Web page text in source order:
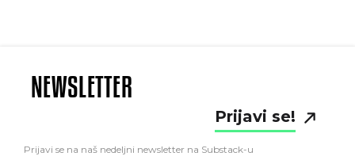
NEWSLETTER
Prijavi se!
Prijavi se na naš nedeljni newsletter na Substack-u